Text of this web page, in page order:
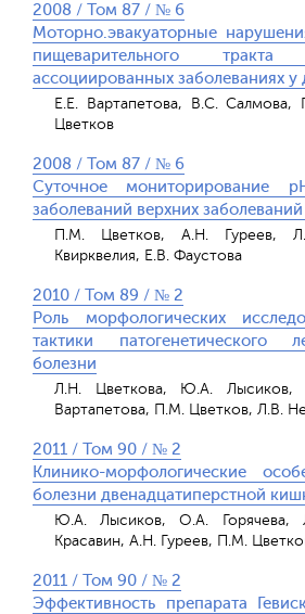
2008 / Том 87 / № 6
Моторно.эвакуаторные
пищеварительного
ассоциированных заболеваниях у
Е.Е. Вартапетова, В.С.
Цветков
2008 / Том 87 / № 6
Суточное мониторирование
заболеваний верхних
П.М. Цветков, А.Н. Гуреев,
Квирквелия, Е.В. Фаустова
2010 / Том 89 / № 2
Роль морфологических
тактики патогенетического
болезни
Л.Н. Цветкова, Ю.А. Лысиков,
Вартапетова, П.М. Цветков, Л.В.
2011 / Том 90 / № 2
Клинико-морфологические
болезни двенадцатиперстной
Ю.А. Лысиков, О.А. Горячева,
Красавин, А.Н. Гуреев, П.М.
2011 / Том 90 / № 2
Эффективность препарата